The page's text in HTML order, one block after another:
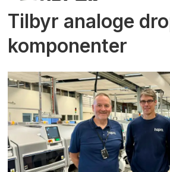
Tilbyr analoge
komponenter